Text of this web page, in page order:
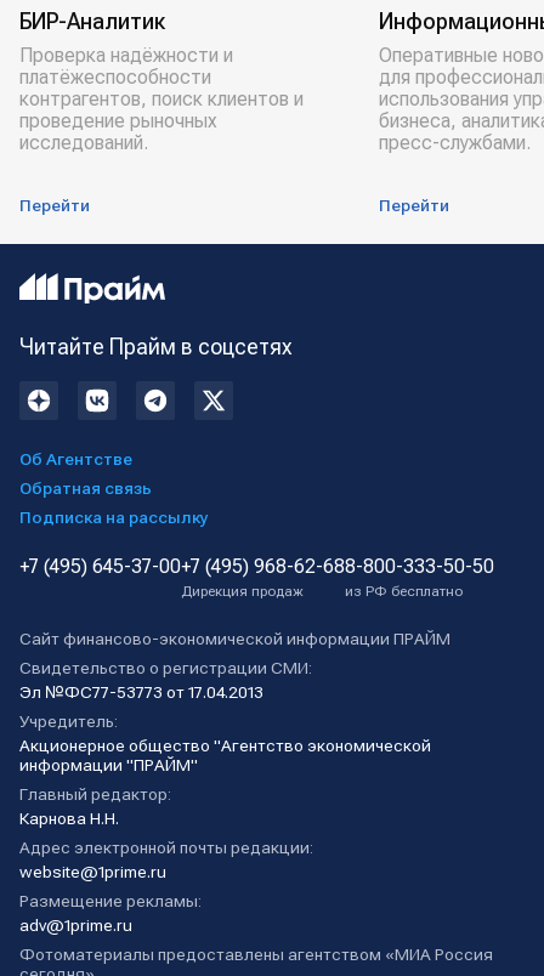
БИР-Аналитик
Проверка надёжности и
платёжеспособности
контрагентов, поиск клиентов и
проведение рыночных
исследований.
Перейти
Оперативные
для
использования
бизнеса,
пресс-службами.
Перейти
Читайте Прайм в соцсетях
Об Агентстве
Обратная связь
Подписка на рассылку
+7 (495) 645-37-00+7 (495) 968-62-68
Дирекция продаж
8-800-333-50-50
из РФ бесплатно
Сайт финансово-экономической информации ПРАЙМ
Свидетельство о регистрации СМИ:
Эл №ФС77-53773 от 17.04.2013
Учредитель:
Акционерное общество "Агентство экономической
информации "ПРАЙМ"
Главный редактор:
Карнова Н.Н.
Адрес электронной почты редакции:
website@1prime.ru
Размещение рекламы:
adv@1prime.ru
Фотоматериалы предоставлены агентством «МИА Россия